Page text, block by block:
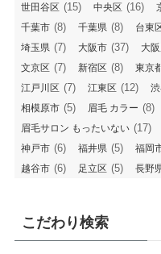
世田谷区 (15) 中央区 (16)
千葉市 (8) 千葉県 (8) 台東
埼玉県 (7) 大阪市 (37) 大
文京区 (7) 新宿区 (8) 東京
江戸川区 (7) 江東区 (12)
相模原市 (5) 眉毛 カラー (8)
眉毛サロン もったいない (17)
神戸市 (6) 福井県 (5) 福岡
越谷市 (6) 足立区 (5) 長野
こだわり検索